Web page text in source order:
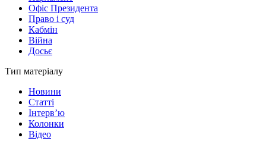
Офіс Президента
Право і суд
Кабмін
Війна
Досьє
Тип матеріалу
Новини
Статті
Інтерв’ю
Колонки
Відео